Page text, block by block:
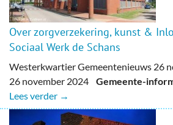
Over zorgverzekering, kunst &
Sociaal Werk de Schans
Westerkwartier Gemeentenieuws 26
26 november 2024 Gemeente-
Lees verder →